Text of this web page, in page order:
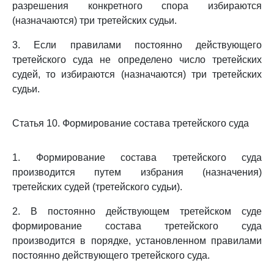
разрешения конкретного спора избираются
(назначаются) три третейских судьи.
3. Если правилами постоянно действующего
третейского суда не определено число третейских
судей, то избираются (назначаются) три третейских
судьи.
Статья 10. Формирование состава третейского суда
1. Формирование состава третейского суда
производится путем избрания (назначения)
третейских судей (третейского судьи).
2. В постоянно действующем третейском суде
формирование состава третейского суда
производится в порядке, установленном правилами
постоянно действующего третейского суда.